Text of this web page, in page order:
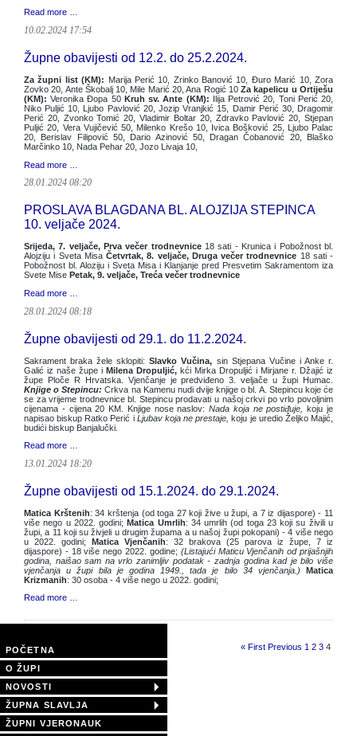
Read more …
10.02.2024 17:54
Župne obavijesti od 12.2. do 25.2.2024.
Za župni list (KM): Marija Perić 10, Zrinko Banović 10, Đuro Marić 10, Zora
Zovko 20, Ante Škobalj 10, Mile Marić 20, Ana Rogić 10Za kapelicu u Ortiješu
(KM):Veronika Đopa 50 Kruh sv. Ante (KM): Ilija Petrović 20, Toni Perić 20,
Niko Puljić 10, Ljubo Pavlović 20, Jozip Vranjkić 15, Damir Perić 30, Dragomir
Perić 20, Zvonko Tomić 20, Vladimir Boltar 20, Zdravko Pavlović 20, Stjepan
Puljić 20, Vera Vujičević 50, Milenko Krešo 10, Ivica Bošković 25, Ljubo Palac
20, Berislav Filipović 50, Dario Azinović 50, Dragan Čobanović 20, Blaško
Marčinko 10, Nada Pehar 20, Jozo Livaja 10,
Read more …
28.01.2024 08:20
PROSLAVA BLAGDANA BL. ALOJZIJA STEPINCA
10. veljače 2024.
Srijeda, 7. veljače, Prva večer trodnevnice 18 sati - Krunica i Pobožnost bl.
Alojziju i Sveta Misa Četvrtak, 8. veljače, Druga večer trodnevnice 18 sati -
Pobožnost bl. Aloziju i Sveta Misa i Klanjanje pred Presvetim Sakramentom iza
Svete Mise Petak, 9. veljače, Treća večer trodnevnice
Read more …
28.01.2024 08:18
Župne obavijesti od 29.1. do 11.2.2024.
Sakrament braka žele sklopiti:Slavko Vučina, sin Stjepana Vučine i Anke r.
Galić iz naše župe i Milena Dropuljić, kći Mirka Dropuljić i Mirjane r. Džajić iz
župe Ploče R Hrvatska. Vjenčanje je predviđeno 3. veljače u župi Humac.
Knjige o Stepincu:Crkva na Kamenu nudi dvije knjige o bl. A. Stepincu koje će
se za vrijeme trodnevnice bl. Stepincu prodavati u našoj crkvi po vrlo povoljnim
cijenama - cijena 20 KM. Knjige nose naslov:Nada koja ne postiđuje,koju je
napisao biskup Ratko Perić i Ljubav koja ne prestaje,koju je uredio Željko Majić,
budići biskup Banjalučki.
Read more …
13.01.2024 18:20
Župne obavijesti od 15.1.2024. do 29.1.2024.
Matica Krštenih: 34 krštenja (od toga 27 koji žive u župi, a 7 iz dijaspore) - 11
više nego u 2022. godini;Matica Umrlih: 34 umrlih (od toga 23 koji su živili u
župi, a 11 koji su živjeli u drugim župama a u našoj župi pokopani) - 4 više nego
u 2022. godini; Matica Vjenčanih: 32 brakova (25 parova iz župe, 7 iz
dijaspore) - 18 više nego 2022. godine; (Listajući Maticu Vjenčanih od prijašnjih
godina, naišao sam na vrlo zanimljiv podatak - zadnja godina kad je bilo više
vjenčanja u župi bila je godina 1949., tada je bilo 34 vjenčanja.) Matica
Krizmanih: 30 osoba - 4 više nego u 2022. godini;
Read more …
« First Previous 1 2 3 4
POČETNA
O ŽUPI
NOVOSTI
ŽUPNA SLAVLJA
ŽUPNI VJERONAUK